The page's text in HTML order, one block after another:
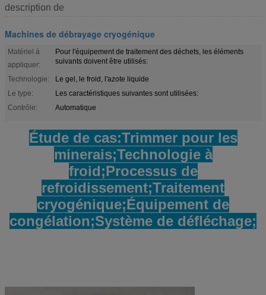
description de
Machines de débrayage cryogénique
Matériel à
appliquer:
Pour l'équipement de traitement des déchets, les éléments
suivants doivent être utilisés:
Technologie:
Le gel, le froid, l'azote liquide
Le type:
Les caractéristiques suivantes sont utilisées:
Contrôle:
Automatique
Étude de cas:Trimmer pour les
minerais;Technologie à
froid;Processus de
refroidissement;Traitement
cryogénique;Équipement de
congélation;Système de défléchage;